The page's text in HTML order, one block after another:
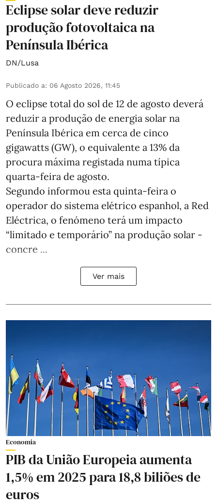
Eclipse solar deve reduzir
produção fotovoltaica na
Península Ibérica
DN/Lusa
Publicado a: 06 Agosto 2026, 11:45
O eclipse total do sol de 12 de agosto deverá
reduzir a produção de energia solar na
Península Ibérica em cerca de cinco
gigawatts (GW), o equivalente a 13% da
procura máxima registada numa típica
quarta-feira de agosto.
Segundo informou esta quinta-feira o
operador do sistema elétrico espanhol, a Red
Eléctrica, o fenómeno terá um impacto
“limitado e temporário” na produção solar -
concre ...
Ver mais
Economia
PIB da União Europeia aumenta
1,5% em 2025 para 18,8 biliões de
euros